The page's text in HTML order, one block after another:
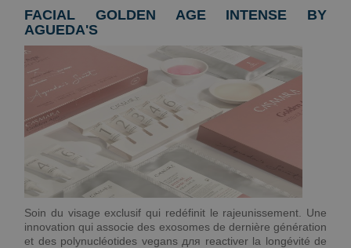
FACIAL GOLDEN AGE INTENSE BY
AGUEDA'S
Soin du visage exclusif qui redéfinit le rajeunissement. Une
innovation qui associe des exosomes de dernière génération
et des polynucléotides vegans для reactiver la longévité de